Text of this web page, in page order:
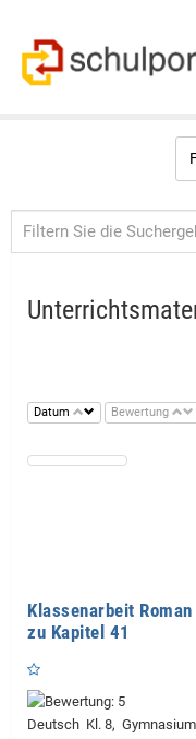
Datum Bewertung
Klassenarbeit
zu Kapitel 41
Deutsch Kl. 8,